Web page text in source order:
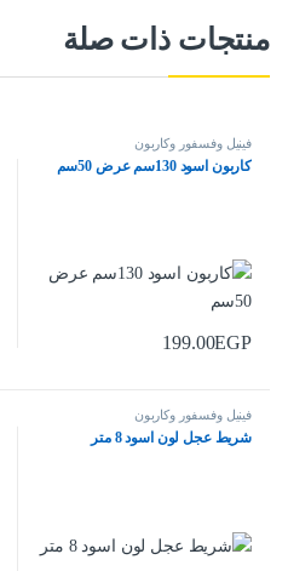
منتجات ذات صلة
فينيل وفسفور وكاربون
كاربون اسود 130سم عرض 50سم
199.00EGP
فينيل وفسفور وكاربون
شريط عجل لون اسود 8 متر